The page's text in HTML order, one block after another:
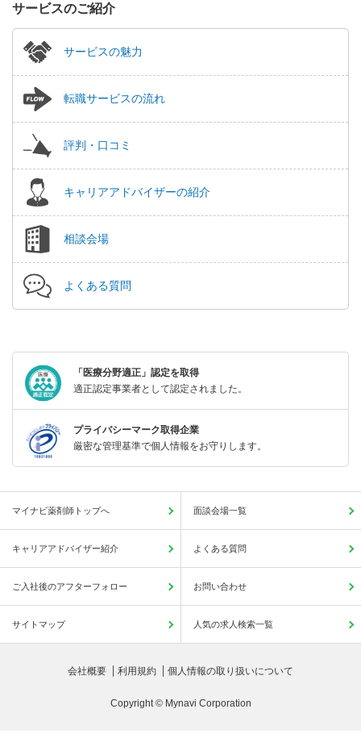
サービスのご紹介
サービスの魅力
転職サービスの流れ
評判・口コミ
キャリアアドバイザーの紹介
相談会場
よくある質問
「医療分野適正」認定を取得
適正認定事業者として認定されました。
プライバシーマーク取得企業
厳密な管理基準で個人情報をお守りします。
マイナビ薬剤師トップへ 面談会場一覧
キャリアアドバイザー紹介 よくある質問
ご入社後のアフターフォロー お問い合わせ
サイトマップ 人気の求人検索一覧
会社概要 利用規約 個人情報の取り扱いについて
Copyright © Mynavi Corporation